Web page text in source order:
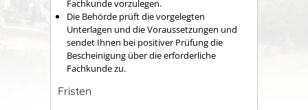
Fachkunde vorzulegen.
Die Behörde prüft die vorgelegten
Unterlagen und die Voraussetzungen und
sendet Ihnen bei positiver Prüfung die
Bescheinigung über die erforderliche
Fachkunde zu.
Fristen